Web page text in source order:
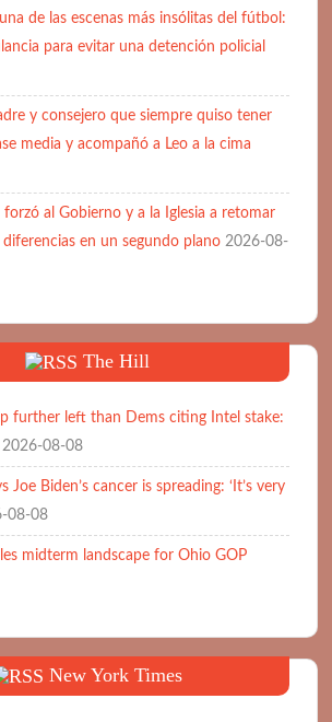
de las escenas más insólitas del fútbol:
para evitar una detención policial
y consejero que siempre quiso tener
media y acompañó a Leo a la cima
forzó al Gobierno y a la Iglesia a retomar
diferencias en un segundo plano 2026-08-
The Hill
further left than Dems citing Intel stake:
2026-08-08
Joe Biden’s cancer is spreading: ‘It’s very
08-08
midterm landscape for Ohio GOP
New York Times